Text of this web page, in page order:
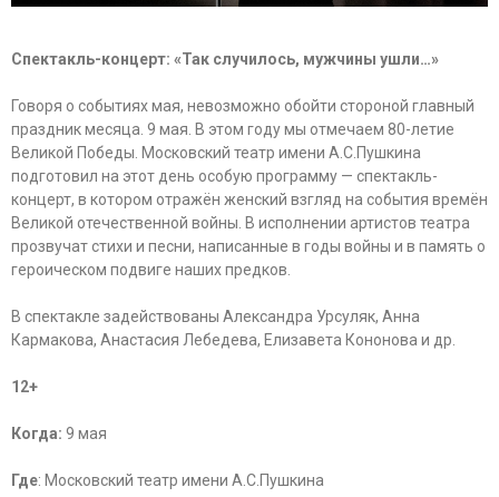
Спектакль-концерт: «Так случилось, мужчины ушли…»
Говоря о событиях мая, невозможно обойти стороной главный
праздник месяца. 9 мая. В этом году мы отмечаем 80-летие
Великой Победы. Московский театр имени А.С.Пушкина
подготовил на этот день особую программу — спектакль-
концерт, в котором отражён женский взгляд на события времён
Великой отечественной войны. В исполнении артистов театра
прозвучат стихи и песни, написанные в годы войны и в память о
героическом подвиге наших предков.
В спектакле задействованы Александра Урсуляк, Анна
Кармакова, Анастасия Лебедева, Елизавета Кононова и др.
12+
Когда: 9 мая
Где: Московский театр имени А.С.Пушкина